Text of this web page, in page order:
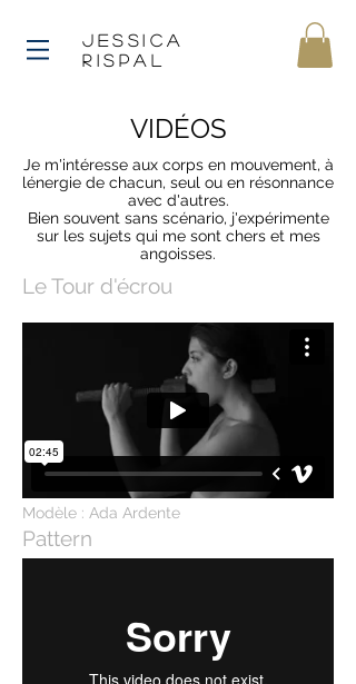
JESSICA
rISPAL
VIDÉOS
Je m'intéresse aux corps en mouvement, à
lénergie de chacun, seul ou en résonnance
avec d'autres.
Bien souvent sans scénario, j'expérimente
sur les sujets qui me sont chers et mes
angoisses.
Le Tour d'écrou
Modèle : Ada Ardente
Pattern